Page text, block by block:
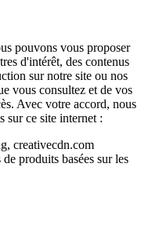
pouvons vous proposer
d'intérêt, des contenus
sur notre site ou nos
vous consultez et de vos
Avec votre accord, nous
sur ce site internet :
creativecdn.com
produits basées sur les